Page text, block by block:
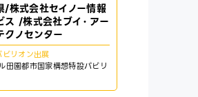
/株式会社セイノー情報
ス /株式会社ブイ・アー
クノセンター
リオン出展
田園都市国家構想特設パビリ